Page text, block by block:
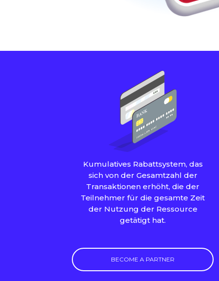
Kumulatives Rabattsystem, das
sich von der Gesamtzahl der
Transaktionen erhöht, die der
Teilnehmer für die gesamte Zeit
der Nutzung der Ressource
getätigt hat.
BECOME A PARTNER